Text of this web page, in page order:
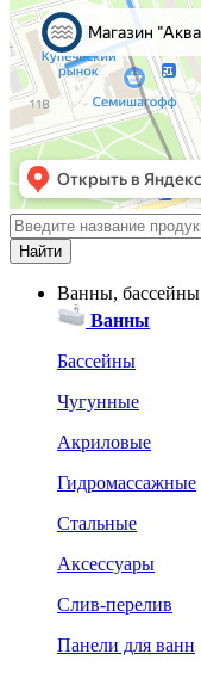
Ванны, бассейны
Ванны
Бассейны
Чугунные
Акриловые
Гидромассажные
Стальные
Аксессуары
Слив-перелив
Панели для ванн